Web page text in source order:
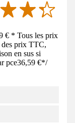
€ * Tous les prix
des prix TTC,
en sus si
pce36,59 €*/